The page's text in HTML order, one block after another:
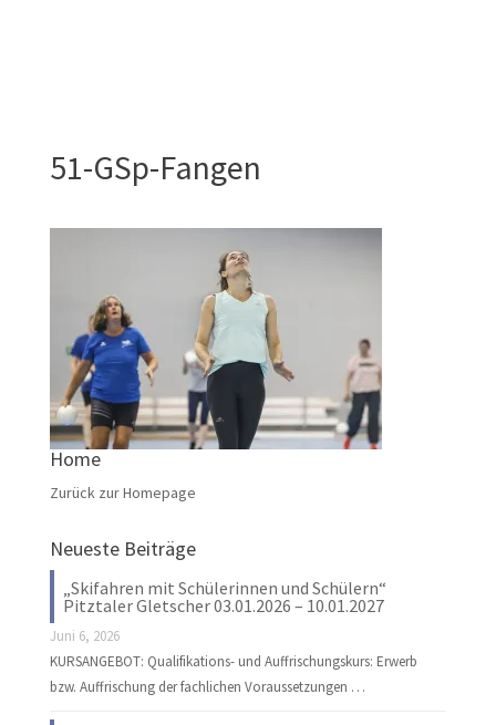
51-GSp-Fangen
Home
Zurück zur Homepage
Neueste Beiträge
„Skifahren mit Schülerinnen und Schülern“
Pitztaler Gletscher 03.01.2026 – 10.01.2027
Juni 6, 2026
KURSANGEBOT: Qualifikations- und Auffrischungskurs: Erwerb
bzw. Auffrischung der fachlichen Voraussetzungen …